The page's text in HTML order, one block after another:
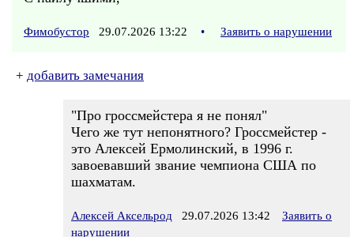
Фимобустор 29.07.2026 13:22 • Заявить о нарушении
+ добавить замечания
"Про гроссмейстера я не понял"
Чего же тут непонятного? Гроссмейстер -
это Алексей Ермолинский, в 1996 г.
завоевавший звание чемпиона США по
шахматам.
Алексей Аксельрод 29.07.2026 13:42
Заявить о
нарушении